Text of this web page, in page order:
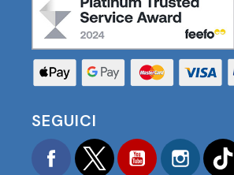
SEGUICI
FacebookTwitter YouTube